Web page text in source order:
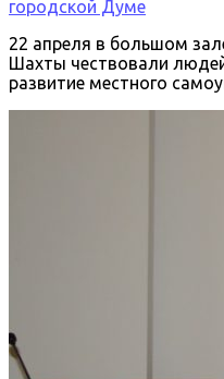
городской Думе
22 апреля в большом
Шахты чествовали
развитие местного